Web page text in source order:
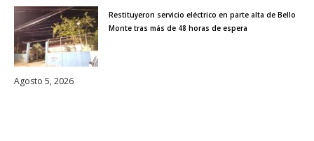
Restituyeron servicio eléctrico en parte alta de Bello
Monte tras más de 48 horas de espera
Agosto 5, 2026